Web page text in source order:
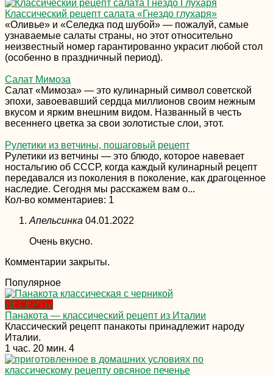
Классический рецепт салата «Гнездо глухаря»
«Оливье» и «Селедка под шубой» — пожалуй, самые
узнаваемые салаты страны, но этот относительно
неизвестный номер гарантированно украсит любой стол
(особенно в праздничный период).
Cалат Мимоза
Салат «Мимоза» — это кулинарный символ советской
эпохи, завоевавший сердца миллионов своим нежным
вкусом и ярким внешним видом. Названный в честь
весеннего цветка за свои золотистые слои, этот.
Рулетики из ветчины, пошаговый рецепт
Рулетики из ветчины — это блюдо, которое навевает
ностальгию об СССР, когда каждый кулинарный рецепт
передавался из поколения в поколение, как драгоценное
наследие. Сегодня мы расскажем вам о...
Кол-во комментариев: 1
Апельсинка 04.01.2022
Очень вкусно.
Комментарии закрыты.
Популярное
ДЕСЕРТЫ
Панакота — классический рецепт из Италии
Классический рецепт панакоты принадлежит народу
Италии.
1 час. 20 мин. 4